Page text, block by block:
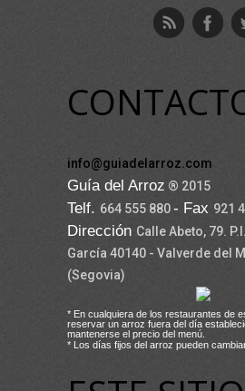
info@guiadelarroz.com
Guía del Arroz ® 2015
Telf. 664 555 880- Fax 921
Dirección Calle Abeto, 79.
García 40140 - Valverde del
(Segovia)
* En cualquiera de los restaurantes de
reservar un arroz fuera del día
mantenerse el precio del menú.
* Los días fijos del arroz pueden